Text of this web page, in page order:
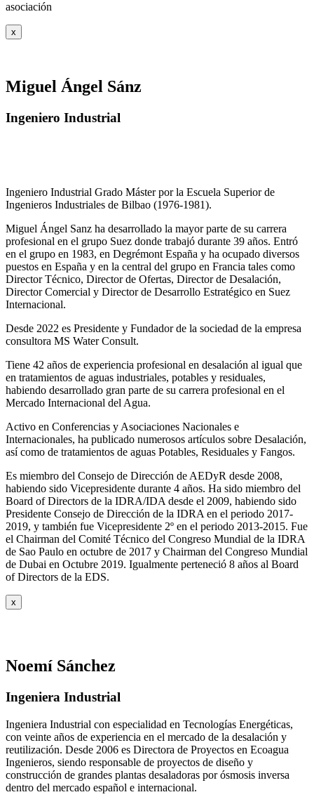
asociación
x
Miguel Ángel Sánz
Ingeniero Industrial
Ingeniero Industrial Grado Máster por la Escuela Superior de
Ingenieros Industriales de Bilbao (1976-1981).
Miguel Ángel Sanz ha desarrollado la mayor parte de su carrera
profesional en el grupo Suez donde trabajó durante 39 años. Entró
en el grupo en 1983, en Degrémont España y ha ocupado diversos
puestos en España y en la central del grupo en Francia tales como
Director Técnico, Director de Ofertas, Director de Desalación,
Director Comercial y Director de Desarrollo Estratégico en Suez
Internacional.
Desde 2022 es Presidente y Fundador de la sociedad de la empresa
consultora MS Water Consult.
Tiene 42 años de experiencia profesional en desalación al igual que
en tratamientos de aguas industriales, potables y residuales,
habiendo desarrollado gran parte de su carrera profesional en el
Mercado Internacional del Agua.
Activo en Conferencias y Asociaciones Nacionales e
Internacionales, ha publicado numerosos artículos sobre Desalación,
así como de tratamientos de aguas Potables, Residuales y Fangos.
Es miembro del Consejo de Dirección de AEDyR desde 2008,
habiendo sido Vicepresidente durante 4 años. Ha sido miembro del
Board of Directors de la IDRA/IDA desde el 2009, habiendo sido
Presidente Consejo de Dirección de la IDRA en el periodo 2017-
2019, y también fue Vicepresidente 2º en el periodo 2013-2015. Fue
el Chairman del Comité Técnico del Congreso Mundial de la IDRA
de Sao Paulo en octubre de 2017 y Chairman del Congreso Mundial
de Dubai en Octubre 2019. Igualmente perteneció 8 años al Board
of Directors de la EDS.
x
Noemí Sánchez
Ingeniera Industrial
Ingeniera Industrial con especialidad en Tecnologías Energéticas,
con veinte años de experiencia en el mercado de la desalación y
reutilización. Desde 2006 es Directora de Proyectos en Ecoagua
Ingenieros, siendo responsable de proyectos de diseño y
construcción de grandes plantas desaladoras por ósmosis inversa
dentro del mercado español e internacional.